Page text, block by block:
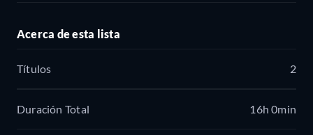
Acerca de esta lista
Títulos 2
Duración Total 16h 0min